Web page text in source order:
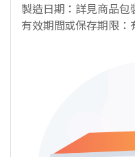
製造日期：詳見商品包
有效期間或保存期限：